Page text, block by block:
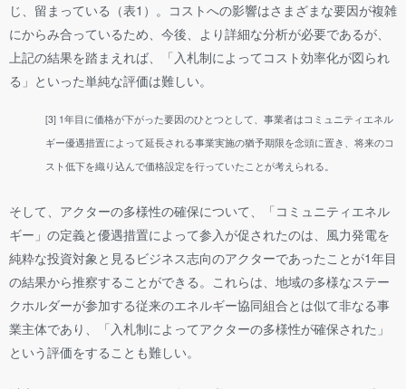
じ、留まっている（表1）。コストへの影響はさまざまな要因が複雑
にからみ合っているため、今後、より詳細な分析が必要であるが、
上記の結果を踏まえれば、「入札制によってコスト効率化が図られ
る」といった単純な評価は難しい。
[3] 1年目に価格が下がった要因のひとつとして、事業者はコミュニティエネル
ギー優遇措置によって延長される事業実施の猶予期限を念頭に置き、将来のコ
スト低下を織り込んで価格設定を行っていたことが考えられる。
そして、アクターの多様性の確保について、「コミュニティエネル
ギー」の定義と優遇措置によって参入が促されたのは、風力発電を
純粋な投資対象と見るビジネス志向のアクターであったことが1年目
の結果から推察することができる。これらは、地域の多様なステー
クホルダーが参加する従来のエネルギー協同組合とは似て非なる事
業主体であり、「入札制によってアクターの多様性が確保された」
という評価をすることも難しい。